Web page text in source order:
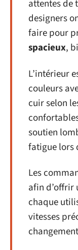
attentes de
designers
faire pour
spacieux,
L’intérieur
couleurs
cuir selon
soutien
fatigue lors
Les
afin d’offrir
chaque
vitesses